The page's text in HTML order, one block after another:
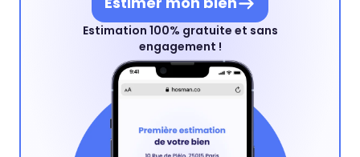
Estimation 100% gratuite et sans
engagement !